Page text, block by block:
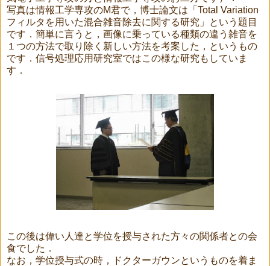
写真は情報工学専攻のM君で，博士論文は「Total Variation
フィルタを用いた混合雑音除去に関する研究」という題目
です．簡単に言うと，画像に乗っている種類の違う雑音を
１つの方法で取り除く新しい方法を考案した，というもの
です．信号処理応用研究室ではこの様な研究もしていま
す．
この後は偉い人達と学位を授与された方々の関係者との会
食でした．
なお，学位授与式の時，ドクターガウンというものを着ま